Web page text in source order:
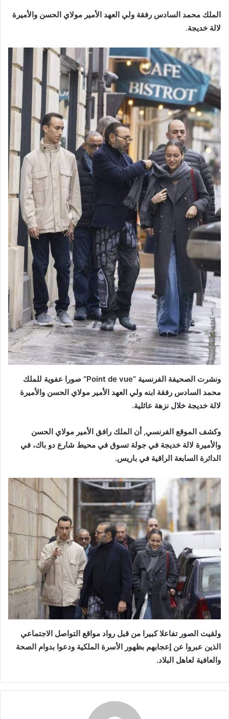
الملك محمد السادس رفقة ولي العهد الأمير مولاي الحسن والأميرة
لالة خديجة.
ونشرت الصحيفة الفرنسية “Point de vue” صورا عفوية للملك
محمد السادس رفقة ابنه ولي العهد الأمير مولاي الحسن والأميرة
لالة خديجة خلال نزهة عائلية.
وكشف الموقع الفرنسي, أن الملك رافق الأمير مولاي الحسن
والأميرة لالة خديجة في جولة تسوق في محيط شارع دو باك، في
الدائرة السابعة الراقية في باريس.
ولقيت الصور تفاعلا كبيرا من قبل رواد مواقع التواصل الاجتماعي
الذين عبروا عن إعجابهم بظهور الأسرة الملكية ودعوا بدوام الصحة
والعافية لعاهل البلاد.